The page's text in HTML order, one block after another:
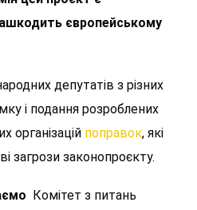
європейському
депутатів з різних
і подання розроблених
організацій поправок, які
загрози законопроєкту.
Комітет з питань